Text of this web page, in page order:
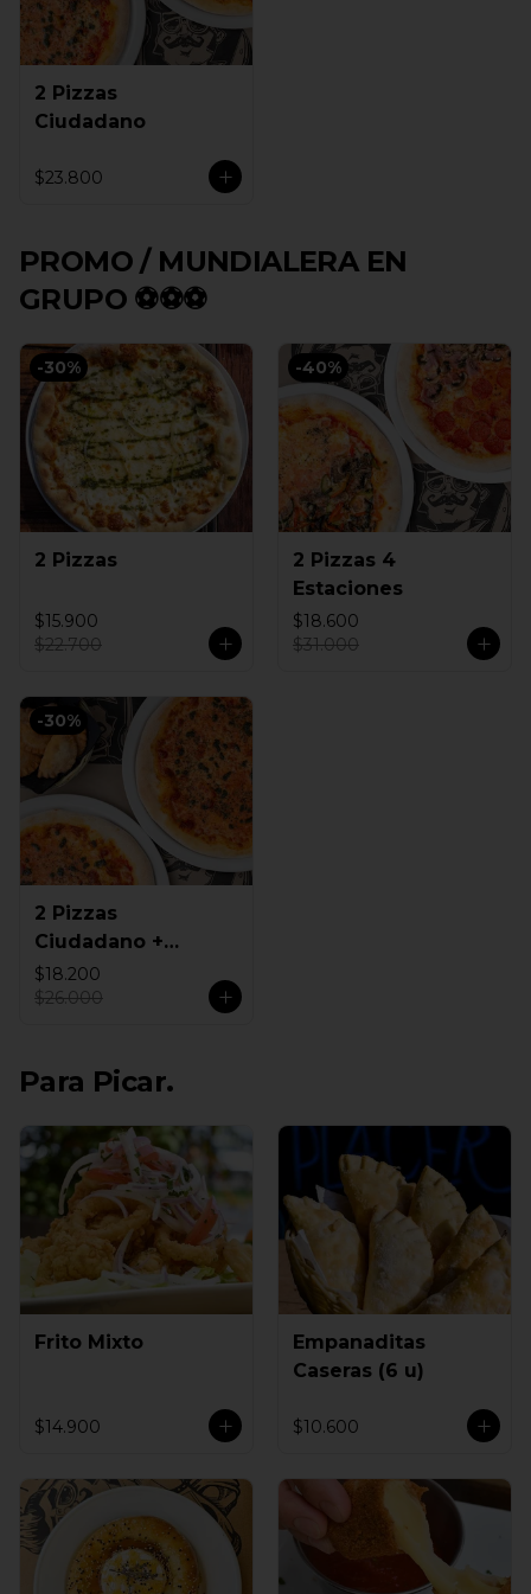
2 Pizzas
Ciudadano
$23.800
PROMO / MUNDIALERA EN
GRUPO ⚽⚽⚽
-30%
2 Pizzas
$15.900
$22.700
-40%
2 Pizzas 4
Estaciones
$18.600
$31.000
-30%
2 Pizzas
Ciudadano +
Empanadas
$18.200
$26.000
Para Picar.
Frito Mixto
$14.900
Empanaditas
Caseras (6 u)
$10.600